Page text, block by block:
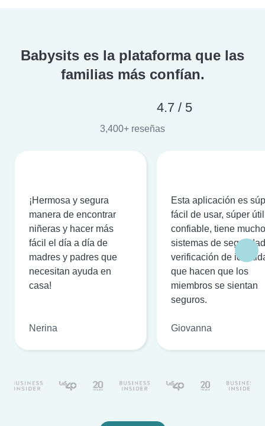
Babysits es la plataforma que las
familias más confían.
4.7 / 5
3,400+ reseñas
¡Hermosa y segura
manera de encontrar
niñeras y hacer más
fácil el día a día de
madres y padres que
necesitan ayuda en
casa!
Nerina
Esta aplicación es
fácil de usar, súper
confiable, tiene
sistemas de
verificación de
que hacen que los
miembros se sientan
seguros.
Giovanna